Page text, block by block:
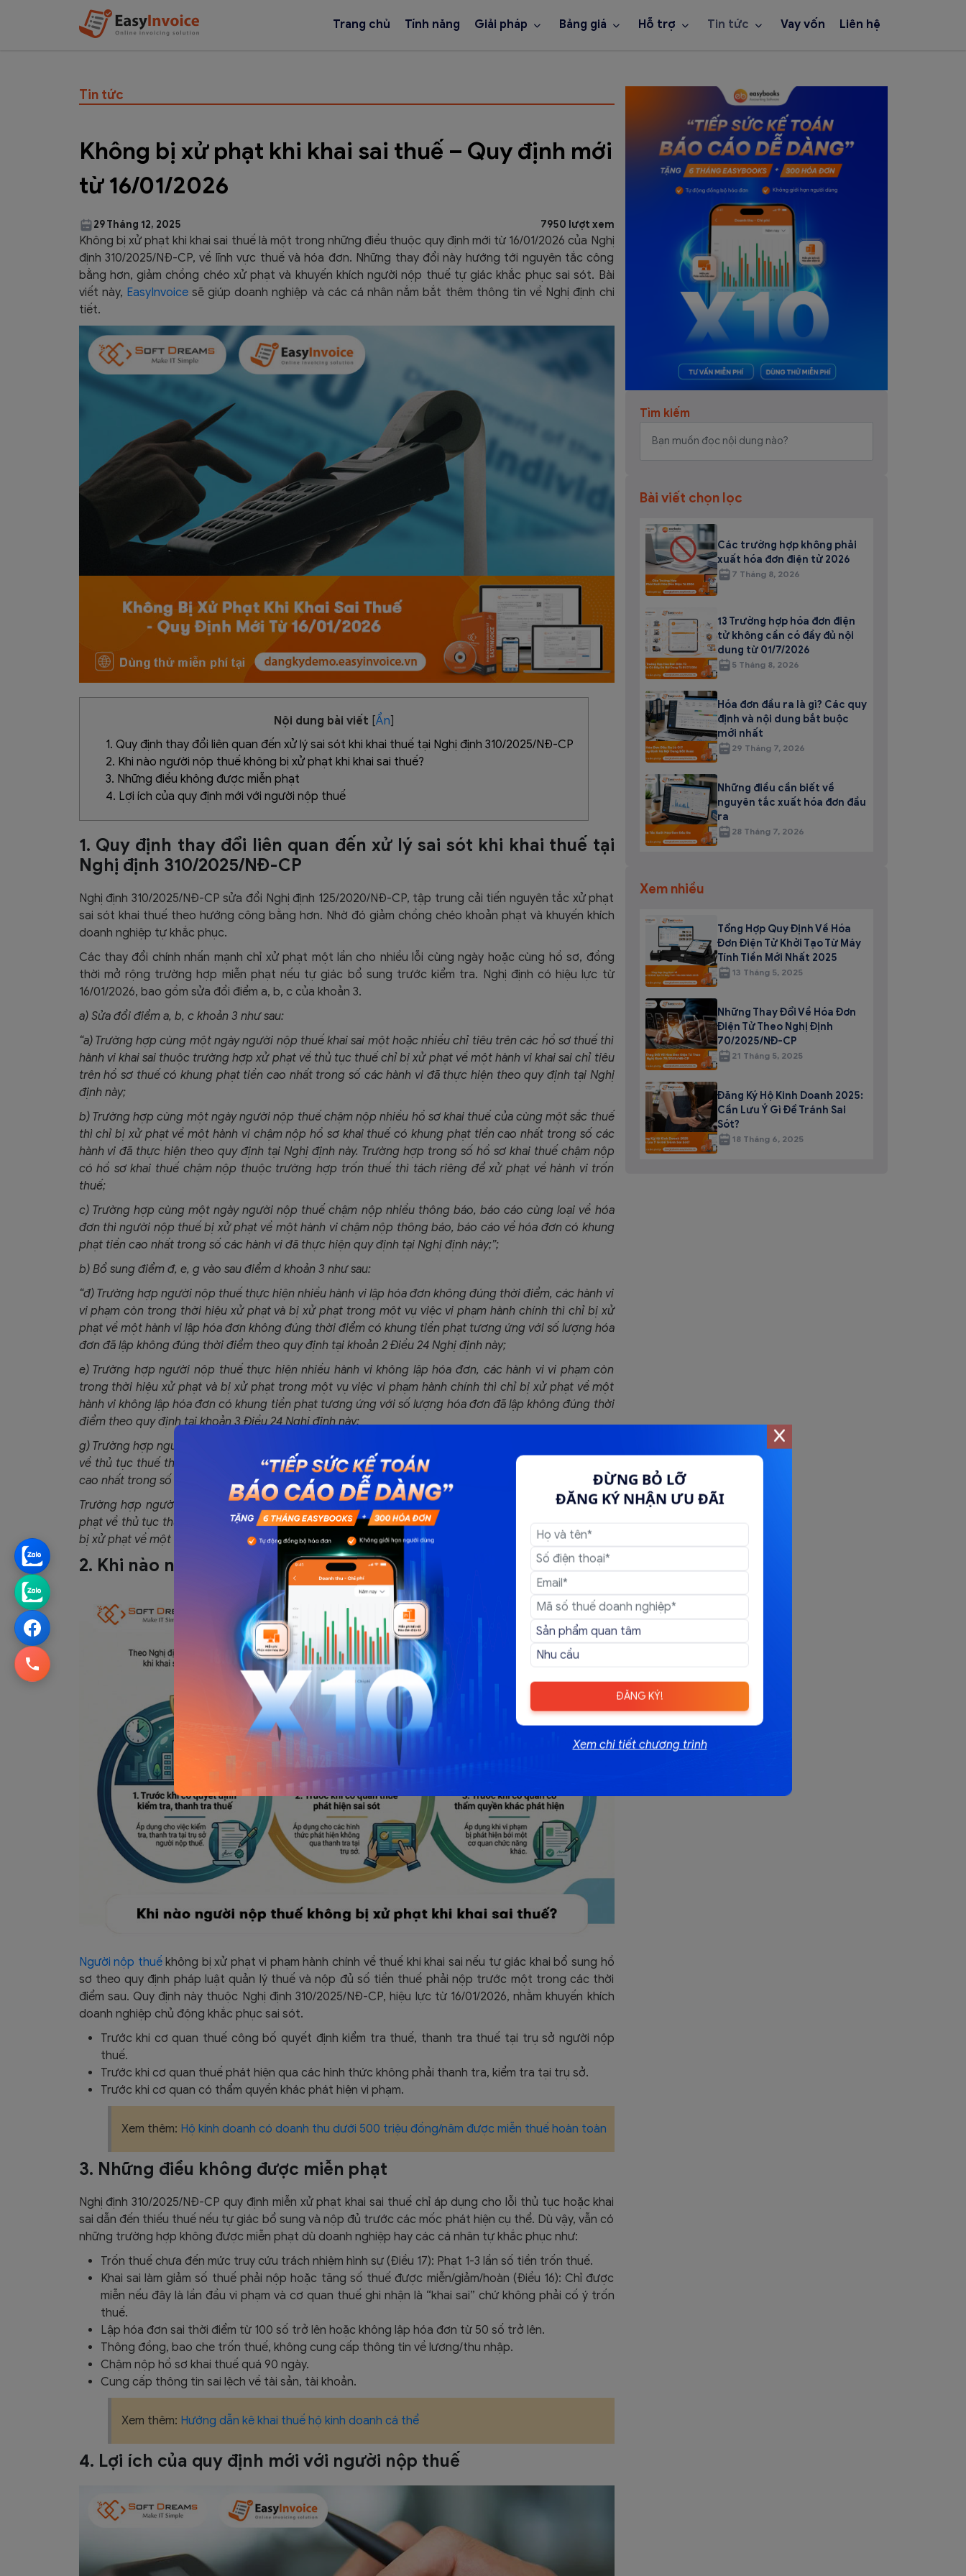
Trang chủ Tính năng Giải pháp Bảng giá Hỗ trợ Tin tức Vay vốn Liên hệ
ĐỪNG BỎ LỠ
ĐĂNG KÝ NHẬN ƯU ĐÃI
ĐĂNG KÝ!
Xem chi tiết chương trình
Tin tức
Không bị xử phạt khi khai sai thuế – Quy định mới
từ 16/01/2026
29 Tháng 12, 2025 7950 lượt xem
Không bị xử phạt khi khai sai thuế là một trong những điều thuộc quy định mới từ 16/01/2026 của Nghị
định 310/2025/NĐ-CP, về lĩnh vực thuế và hóa đơn. Những thay đổi này hướng tới nguyên tắc công
bằng hơn, giảm chồng chéo xử phạt và khuyến khích người nộp thuế tự giác khắc phục sai sót. Bài
viết này, EasyInvoicesẽ giúp doanh nghiệp và các cá nhân nắm bắt thêm thông tin về Nghị định chi
tiết.
Nội dung bài viết [Ẩn]
1. Quy định thay đổi liên quan đến xử lý sai sót khi khai thuế tại Nghị định 310/2025/NĐ-CP
2. Khi nào người nộp thuế không bị xử phạt khi khai sai thuế?
3. Những điều không được miễn phạt
4. Lợi ích của quy định mới với người nộp thuế
1. Quy định thay đổi liên quan đến xử lý sai sót khi khai thuế tại
Nghị định 310/2025/NĐ-CP
Nghị định 310/2025/NĐ-CP sửa đổi Nghị định 125/2020/NĐ-CP, tập trung cải tiến nguyên tắc xử phạt
sai sót khai thuế theo hướng công bằng hơn. Nhờ đó giảm chồng chéo khoản phạt và khuyến khích
doanh nghiệp tự khắc phục.
Các thay đổi chính nhấn mạnh chỉ xử phạt một lần cho nhiều lỗi cùng ngày hoặc cùng hồ sơ, đồng
thời mở rộng trường hợp miễn phạt nếu tự giác bổ sung trước kiểm tra. Nghị định có hiệu lực từ
16/01/2026, bao gồm sửa đổi điểm a, b, c của khoản 3.
a) Sửa đổi điểm a, b, c khoản 3 như sau:
“a) Trường hợp cùng một ngày người nộp thuế khai sai một hoặc nhiều chỉ tiêu trên các hồ sơ thuế thì
hành vi khai sai thuộc trường hợp xử phạt về thủ tục thuế chỉ bị xử phạt về một hành vi khai sai chỉ tiêu
trên hồ sơ thuế có khung phạt tiền cao nhất trong số các hành vi đã thực hiện theo quy định tại Nghị
định này;
b) Trường hợp cùng một ngày người nộp thuế chậm nộp nhiều hồ sơ khai thuế của cùng một sắc thuế
thì chỉ bị xử phạt về một hành vi chậm nộp hồ sơ khai thuế có khung phạt tiền cao nhất trong số các
hành vi đã thực hiện theo quy định tại Nghị định này. Trường hợp trong số hồ sơ khai thuế chậm nộp
có hồ sơ khai thuế chậm nộp thuộc trường hợp trốn thuế thì tách riêng để xử phạt về hành vi trốn
thuế;
c) Trường hợp cùng một ngày người nộp thuế chậm nộp nhiều thông báo, báo cáo cùng loại về hóa
đơn thì người nộp thuế bị xử phạt về một hành vi chậm nộp thông báo, báo cáo về hóa đơn có khung
phạt tiền cao nhất trong số các hành vi đã thực hiện quy định tại Nghị định này;”;
b) Bổ sung điểm đ, e, g vào sau điểm d khoản 3 như sau:
“đ) Trường hợp người nộp thuế thực hiện nhiều hành vi lập hóa đơn không đúng thời điểm, các hành vi
vi phạm còn trong thời hiệu xử phạt và bị xử phạt trong một vụ việc vi phạm hành chính thì chỉ bị xử
phạt về một hành vi lập hóa đơn không đúng thời điểm có khung tiền phạt tương ứng với số lượng hóa
đơn đã lập không đúng thời điểm theo quy định tại khoản 2 Điều 24 Nghị định này;
e) Trường hợp người nộp thuế thực hiện nhiều hành vi không lập hóa đơn, các hành vi vi phạm còn
trong thời hiệu xử phạt và bị xử phạt trong một vụ việc vi phạm hành chính thì chỉ bị xử phạt về một
hành vi không lập hóa đơn có khung tiền phạt tương ứng với số lượng hóa đơn đã lập không đúng thời
điểm theo quy định tại khoản 3 Điều 24 Nghị định này;
g) Trường hợp người nộp thuế khai sai nhiều chỉ tiêu trên một hồ sơ thuế thuộc trường hợp bị xử phạt
về thủ tục thuế thì chỉ bị xử phạt về một hành vi khai sai chỉ tiêu trên hồ sơ thuế có khung tiền phạt
cao nhất trong số các hành vi đã thực hiện theo quy định tại Nghị định này.
Trường hợp người nộp thuế khai sai nhiều chỉ tiêu trên một hồ sơ thuế vừa thuộc trường hợp bị xử
phạt về thủ tục thuế, vừa thuộc trường hợp bị xử phạt theo Điều 16 hoặc Điều 17 Nghị định này thì chỉ
bị xử phạt về một hành vi theo Điều 16 hoặc Điều 17 Nghị định này.”.
2. Khi nào người nộp thuế không bị xử phạt khi khai sai thuế?
Người nộp thuếkhông bị xử phạt vi phạm hành chính về thuế khi khai sai nếu tự giác khai bổ sung hồ
sơ theo quy định pháp luật quản lý thuế và nộp đủ số tiền thuế phải nộp trước một trong các thời
điểm sau. Quy định này thuộc Nghị định 310/2025/NĐ-CP, hiệu lực từ 16/01/2026, nhằm khuyến khích
doanh nghiệp chủ động khắc phục sai sót.​
Trước khi cơ quan thuế công bố quyết định kiểm tra thuế, thanh tra thuế tại trụ sở người nộp
thuế.​
Trước khi cơ quan thuế phát hiện qua các hình thức không phải thanh tra, kiểm tra tại trụ sở.​
Trước khi cơ quan có thẩm quyền khác phát hiện vi phạm.​
Xem thêm: Hộ kinh doanh có doanh thu dưới 500 triệu đồng/năm được miễn thuế hoàn toàn
3. Những điều không được miễn phạt
Nghị định 310/2025/NĐ-CP quy định miễn xử phạt khai sai thuế chỉ áp dụng cho lỗi thủ tục hoặc khai
sai dẫn đến thiếu thuế nếu tự giác bổ sung và nộp đủ trước các mốc phát hiện cụ thể. Dù vậy, vẫn có
những trường hợp không được miễn phạt dù doanh nghiệp hay các cá nhân tự khắc phục như:
Trốn thuế chưa đến mức truy cứu trách nhiệm hình sự (Điều 17): Phạt 1-3 lần số tiền trốn thuế.
Khai sai làm giảm số thuế phải nộp hoặc tăng số thuế được miễn/giảm/hoàn (Điều 16): Chỉ được
miễn nếu đây là lần đầu vi phạm và cơ quan thuế ghi nhận là “khai sai” chứ không phải cố ý trốn
thuế.
Lập hóa đơn sai thời điểm từ 100 số trở lên hoặc không lập hóa đơn từ 50 số trở lên.
Thông đồng, bao che trốn thuế, không cung cấp thông tin về lương/thu nhập.
Chậm nộp hồ sơ khai thuế quá 90 ngày.
Cung cấp thông tin sai lệch về tài sản, tài khoản.
Xem thêm: Hướng dẫn kê khai thuế hộ kinh doanh cá thể
4. Lợi ích của quy định mới với người nộp thuế
Tìm kiếm
Bài viết chọn lọc
Các trường hợp không phải
xuất hóa đơn điện tử 2026
7 Tháng 8, 2026
13 Trường hợp hóa đơn điện
tử không cần có đầy đủ nội
dung từ 01/7/2026
5 Tháng 8, 2026
Hóa đơn đầu ra là gì? Các quy
định và nội dung bắt buộc
mới nhất
29 Tháng 7, 2026
Những điều cần biết về
nguyên tắc xuất hóa đơn đầu
ra
28 Tháng 7, 2026
Xem nhiều
Tổng Hợp Quy Định Về Hóa
Đơn Điện Tử Khởi Tạo Từ Máy
Tính Tiền Mới Nhất 2025
13 Tháng 5, 2025
Những Thay Đổi Về Hóa Đơn
Điện Tử Theo Nghị Định
70/2025/NĐ-CP
21 Tháng 5, 2025
Đăng Ký Hộ Kinh Doanh 2025:
Cần Lưu Ý Gì Để Tránh Sai
Sót?
18 Tháng 6, 2025